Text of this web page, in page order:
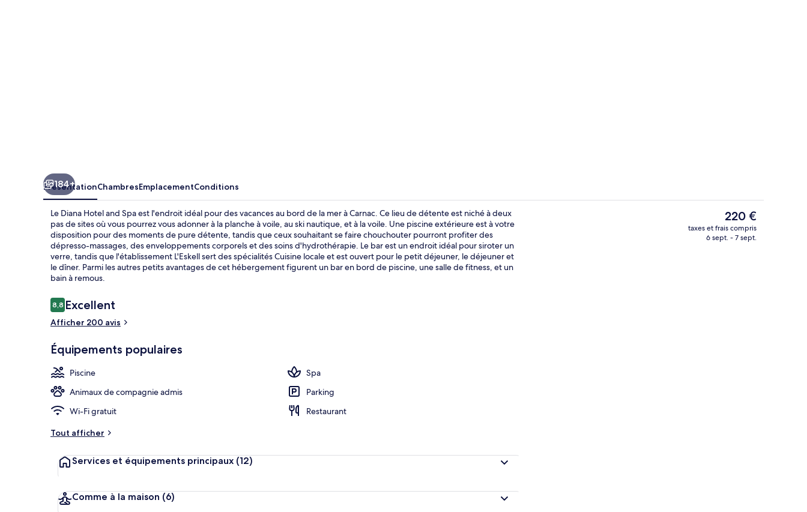
Vue depuis l’hébergement
184+
PrésentationChambresEmplacementConditions
Le Diana Hotel and Spa est l'endroit idéal pour des vacances au bord de la mer à Carnac. Ce lieu de détente est niché à deux
pas de sites où vous pourrez vous adonner à la planche à voile, au ski nautique, et à la voile. Une piscine extérieure est à votre
disposition pour des moments de pure détente, tandis que ceux souhaitant se faire chouchouter pourront profiter des
dépresso-massages, des enveloppements corporels et des soins d'hydrothérapie. Le bar est un endroit idéal pour siroter un
verre, tandis que l'établissement L'Eskell sert des spécialités Cuisine locale et est ouvert pour le petit déjeuner, le déjeuner et
le dîner. Parmi les autres petits avantages de cet hébergement figurent un bar en bord de piscine, une salle de fitness, et un
bain à remous.
Avis
voyageurs
8,88,8 sur 10
Excellent
Afficher 200 avis
Équipements populaires
Piscine
Spa
Animaux de compagnie admis
Parking
Wi-Fi gratuit
Restaurant
Tout afficher
Services et équipements principaux (12)
Comme à la maison (6)
Le
prix
actuel
220 €
taxes et frais compris
6 sept. - 7 sept.